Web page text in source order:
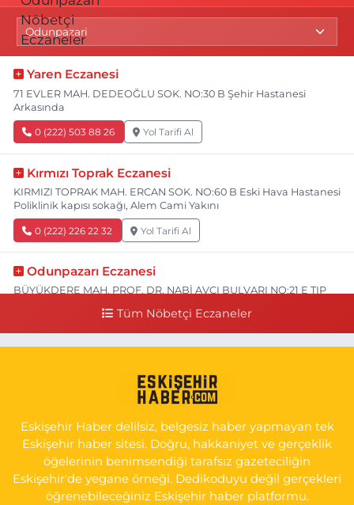
Yaren Eczanesi
71 EVLER MAH. DEDEOĞLU SOK. NO:30 B Şehir Hastanesi
Arkasında
0 (222) 503 88 26 Yol Tarifi Al
Kırmızı Toprak Eczanesi
KIRMIZI TOPRAK MAH. ERCAN SOK. NO:60 B Eski Hava Hastanesi
Poliklinik kapısı sokağı, Alem Cami Yakını
0 (222) 226 22 32 Yol Tarifi Al
Odunpazarı Eczanesi
BÜYÜKDERE MAH. PROF. DR. NABİ AVCI BULVARI NO:21 E TIP
YENİDOĞAN MH.ŞEHİT SERKAN ÖZAYDIN CD.8 B ESKİ DEVLET
0 (222) 237 75 17 Yol Tarifi Al
Tüm Nöbetçi Eczaneler
Eskişehir Haber delilsiz, belgesiz haber yapmayan tek
Eskişehir haber sitesi. Doğru, hakkaniyet ve gerçeklik
öğelerinin benimsendiği tarafsız gazeteciliğin
Eskişehir'de yegane örneği. Dedikoduyu değil gerçekleri
öğrenebileceğiniz Eskişehir haber platformu.